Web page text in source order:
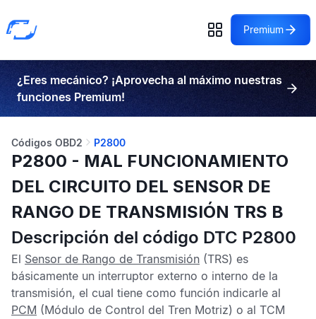
Premium
¿Eres mecánico? ¡Aprovecha al máximo nuestras
funciones Premium!
Códigos OBD2 P2800
P2800 - MAL FUNCIONAMIENTO
DEL CIRCUITO DEL SENSOR DE
RANGO DE TRANSMISIÓN TRS B
Descripción del código DTC P2800
El Sensor de Rango de Transmisión (TRS) es
básicamente un interruptor externo o interno de la
transmisión, el cual tiene como función indicarle al
PCM (Módulo de Control del Tren Motriz) o al TCM